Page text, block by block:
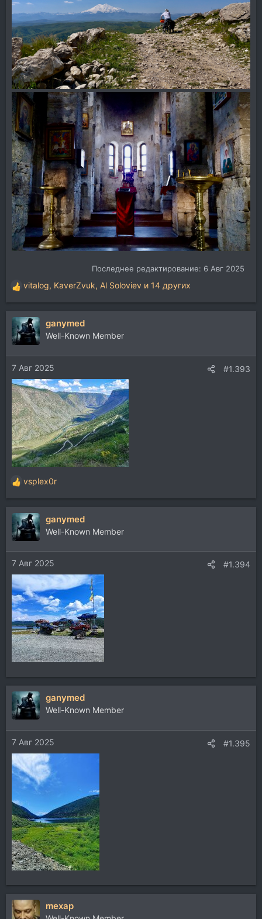
Последнее редактирование: 6 Авг 2025
Р
е
а
к
ц
и
и
:
vitalog, KaverZvuk, Al Soloviev и 14 других
ganymed
Well-Known Member
7 Авг 2025 #1.393
Р
е
а
к
ц
и
и
:
vsplex0r
ganymed
Well-Known Member
7 Авг 2025 #1.394
ganymed
Well-Known Member
7 Авг 2025 #1.395
mexap